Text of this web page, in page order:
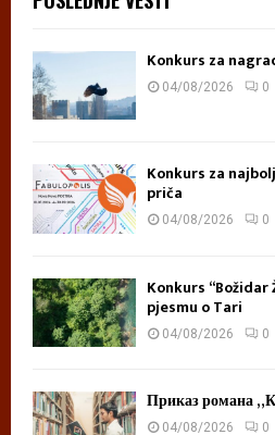
Konkurs za
04/08/2026 0
Konkurs za
priča
04/08/2026 0
Konkurs
pjesmu o Tari
04/08/2026 0
Приказ романа
04/08/2026 0